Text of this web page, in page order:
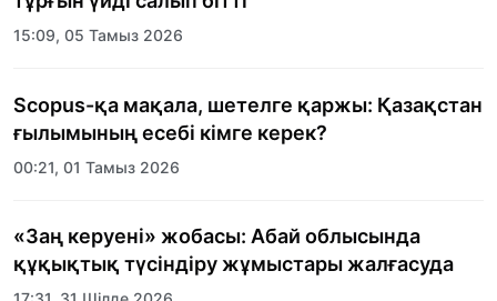
15:09, 05 Тамыз 2026
Scopus-қа мақала, шетелге қаржы: Қазақстан
ғылымының есебі кімге керек?
00:21, 01 Тамыз 2026
«Заң керуені» жобасы: Абай облысында
құқықтық түсіндіру жұмыстары жалғасуда